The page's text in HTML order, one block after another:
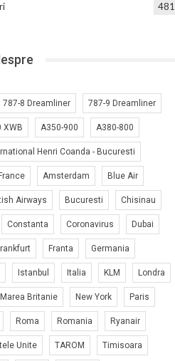
481
787-8 Dreamliner 787-9 Dreamliner
XWB A350-900 A380-800
Henri Coanda - Bucuresti
Amsterdam Blue Air
Airways Bucuresti Chisinau
Constanta Coronavirus Dubai
Franta Germania
Istanbul Italia KLM Londra
Marea Britanie New York Paris
Roma Romania Ryanair
Unite TAROM Timisoara